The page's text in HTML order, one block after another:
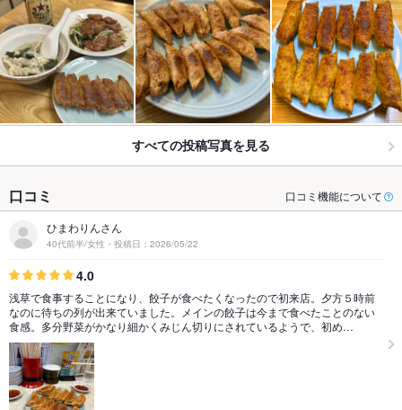
すべての投稿写真を見る
口コミ 口コミ機能について
ひまわりんさん
40代前半/女性・投稿日：2026/05/22
4.0
浅草で食事することになり、餃子が食べたくなったので初来店。夕方５時前
なのに待ちの列が出来ていました。メインの餃子は今まで食べたことのない
食感。多分野菜がかなり細かくみじん切りにされているようで、初め…